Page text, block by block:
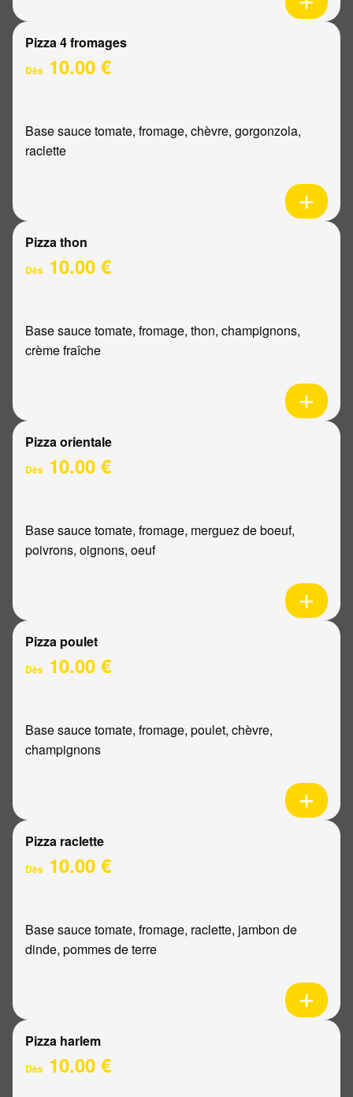
Pizza 4 fromages
Dès 10.00 €
Base sauce tomate, fromage, chèvre, gorgonzola,
raclette
Pizza thon
Dès 10.00 €
Base sauce tomate, fromage, thon, champignons,
crème fraîche
Pizza orientale
Dès 10.00 €
Base sauce tomate, fromage, merguez de boeuf,
poivrons, oignons, oeuf
Pizza poulet
Dès 10.00 €
Base sauce tomate, fromage, poulet, chèvre,
champignons
Pizza raclette
Dès 10.00 €
Base sauce tomate, fromage, raclette, jambon de
dinde, pommes de terre
Pizza harlem
Dès 10.00 €